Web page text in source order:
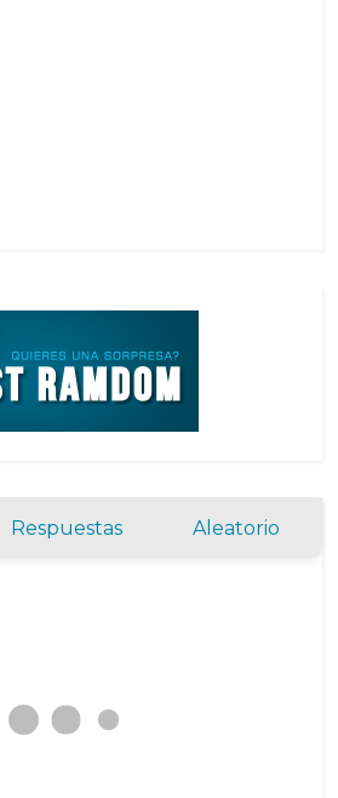
Respuestas Aleatorio